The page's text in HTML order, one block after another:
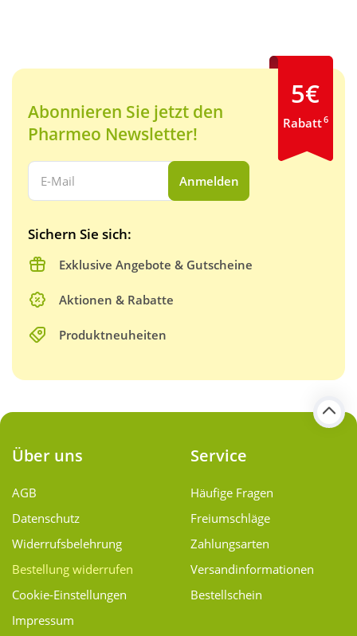
Abonnieren Sie jetzt den
Pharmeo Newsletter!
Ihre E-Mail Adresse:
Anmelden
Sichern Sie sich:
Exklusive Angebote & Gutscheine
Aktionen & Rabatte
Produktneuheiten
5€
Rabatt6
Über uns
AGB
Datenschutz
Widerrufsbelehrung
Bestellung widerrufen
Cookie-Einstellungen
Impressum
Service
Häufige Fragen
Freiumschläge
Zahlungsarten
Versand­informationen
Bestellschein